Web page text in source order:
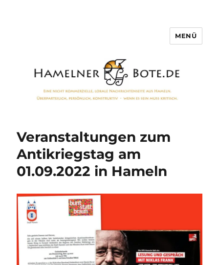
MENÜ
Veranstaltungen zum
Antikriegstag am
01.09.2022 in Hameln